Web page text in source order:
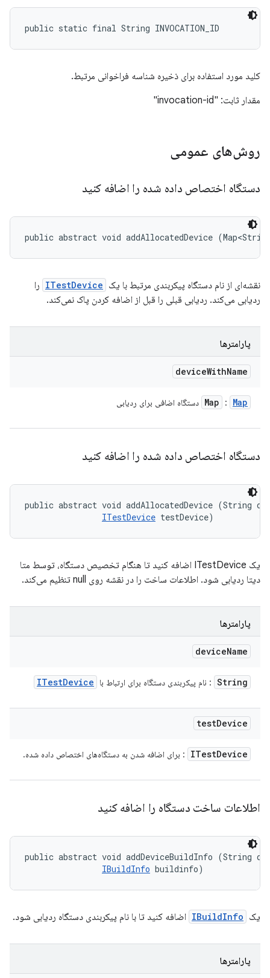
public static final String INVOCATION_ID
کلید مورد استفاده برای ذخیره شناسه فراخوانی مرتبط.
مقدار ثابت: "invocation-id"
روش‌های عمومی
دستگاه اختصاص داده شده را اضافه کنید
public abstract void addAllocatedDevice
نقشه‌ای از نام دستگاه پیکربندی مرتبط با یک ITestDevice را
ردیابی می‌کند. ردیابی قبلی را قبل از اضافه کردن پاک نمی‌کند.
پارامترها
deviceWithName
Map : Map دستگاه اضافی برای ردیابی
دستگاه اختصاص داده شده را اضافه کنید
public abstract void addAllocatedDevice (String
ITestDevice testDevice)
یک ITestDevice اضافه کنید تا هنگام تخصیص دستگاه، توسط متا
دیتا ردیابی شود. اطلاعات ساخت را در نقشه روی null تنظیم می‌کند.
پارامترها
deviceName
String : نام پیکربندی دستگاه برای ارتباط با ITestDevice
testDevice
ITestDevice : برای اضافه شدن به دستگاه‌های اختصاص داده شده.
اطلاعات ساخت دستگاه را اضافه کنید
public abstract void addDeviceBuildInfo (String
IBuildInfo buildinfo)
یک IBuildInfo اضافه کنید تا با نام پیکربندی دستگاه ردیابی شود.
پارامترها